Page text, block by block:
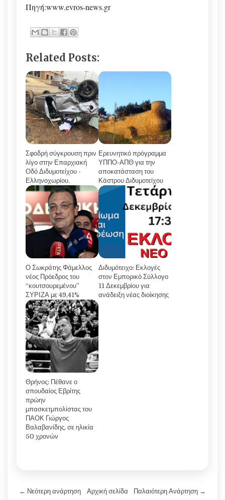
Πηγή:www.evros-news.gr
Related Posts:
Σφοδρή σύγκρουση πριν
λίγο στην Επαρχιακή
Οδό Διδυμοτείχου -
Ελληνοχωρίου.
Ερευνητικό πρόγραμμα
ΥΠΠΟ-ΑΠΘ για την
αποκατάσταση του
Κάστρου Διδυμοτείχου
Ο Σωκράτης Φάμελλος
νέος Πρόεδρος του
“κουτσουρεμένου”
ΣΥΡΙΖΑ με 49,41%
Διδυμότειχο: Εκλογές
στον Εμπορικό Σύλλογο
11 Δεκεμβρίου για
ανάδειξη νέας διοίκησης
Θρήνος: Πέθανε ο
σπουδαίος Εβρίτης
πρώην
μπασκετμπολίστας του
ΠΑΟΚ Γιώργος
Βαλαβανίδης, σε ηλικία
50 χρονών
← Νεότερη ανάρτηση Παλαιότερη Ανάρτηση →
Αρχική σελίδα